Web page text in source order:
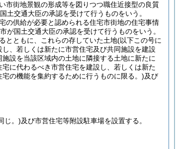
街地景観の形成等を図りつつ職住近接型の良質
交通大臣の承認を受けて行うものをいう。
供給が必要と認められる住宅市街地の住宅事情
国土交通大臣の承認を受けて行うものをいう。
とともに、これらの存していた土地(以下この号に
、若しくは新たに市営住宅及び共同施設を建設
設を当該区域内の土地に隣接する土地に新たに
に代わるべき市営住宅を建設し、若しくは新た
宅の機能を集約するために行うものに限る。)及び
じ。)及び市営住宅等附設駐車場を設置する。